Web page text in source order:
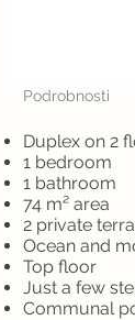
Podrobnosti
Duplex on 2
1 bedroom
1 bathroom
74 m² area
2 private
Ocean and
Top floor
Just a few
Communal